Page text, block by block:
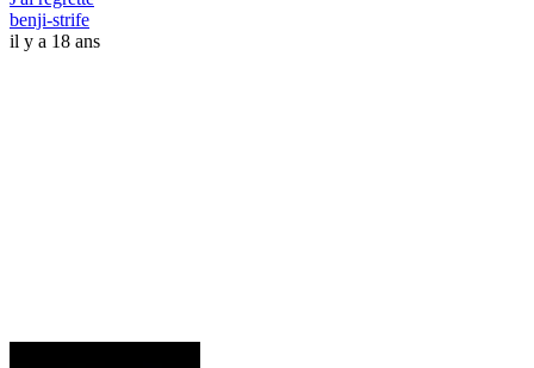
benji-strife
il y a 18 ans